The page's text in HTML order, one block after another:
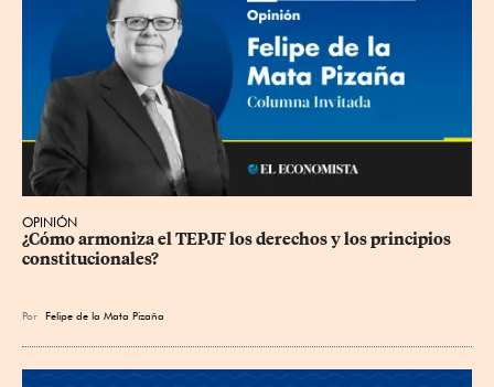
OPINIÓN
¿Cómo armoniza el TEPJF los derechos y los principios
constitucionales?
Por Felipe de la Mata Pizaña